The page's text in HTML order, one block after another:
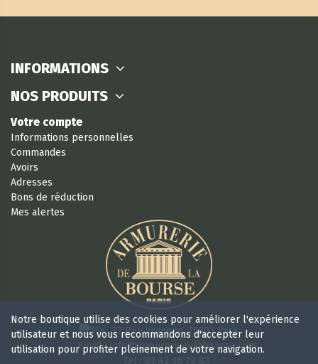
INFORMATIONS
NOS PRODUITS
Votre compte
Informations personnelles
Commandes
Avoirs
Adresses
Bons de réduction
Mes alertes
37 Rue Vivienne, 75002 Paris
Email : info@armureriedelabourse.com
Notre boutique utilise des cookies pour améliorer l'expérience
utilisateur et nous vous recommandons d'accepter leur
utilisation pour profiter pleinement de votre navigation.